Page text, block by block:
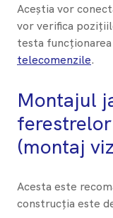
Aceștia vor
vor verifica
testa
telecomenzile.
Montajul
(montaj
Acesta este
construcția este